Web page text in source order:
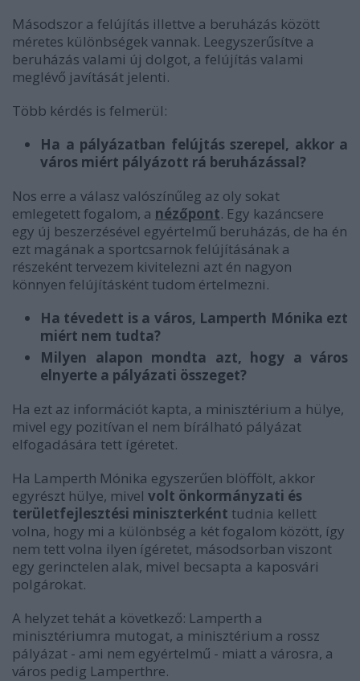
Másodszor a felújítás illettve a beruházás között
méretes különbségek vannak. Leegyszerűsítve a
beruházás valami új dolgot, a felújítás valami
meglévő javítását jelenti.
Több kérdés is felmerül:
Ha a pályázatban felújtás szerepel, akkor a
város miért pályázott rá beruházással?
Nos erre a válasz valószínűleg az oly sokat
emlegetett fogalom, a nézőpont. Egy kazáncsere
egy új beszerzésével egyértelmű beruházás, de ha én
ezt magának a sportcsarnok felújításának a
részeként tervezem kivitelezni azt én nagyon
könnyen felújításként tudom értelmezni.
Ha tévedett is a város, Lamperth Mónika ezt
miért nem tudta?
Milyen alapon mondta azt, hogy a város
elnyerte a pályázati összeget?
Ha ezt az információt kapta, a minisztérium a hülye,
mivel egy pozitívan el nem bírálható pályázat
elfogadására tett ígéretet.
Ha Lamperth Mónika egyszerűen blöffölt, akkor
egyrészt hülye, mivel volt önkormányzati és
területfejlesztési miniszterként tudnia kellett
volna, hogy mi a különbség a két fogalom között, így
nem tett volna ilyen ígéretet, másodsorban viszont
egy gerinctelen alak, mivel becsapta a kaposvári
polgárokat.
A helyzet tehát a következő: Lamperth a
minisztériumra mutogat, a minisztérium a rossz
pályázat - ami nem egyértelmű - miatt a városra, a
város pedig Lamperthre.